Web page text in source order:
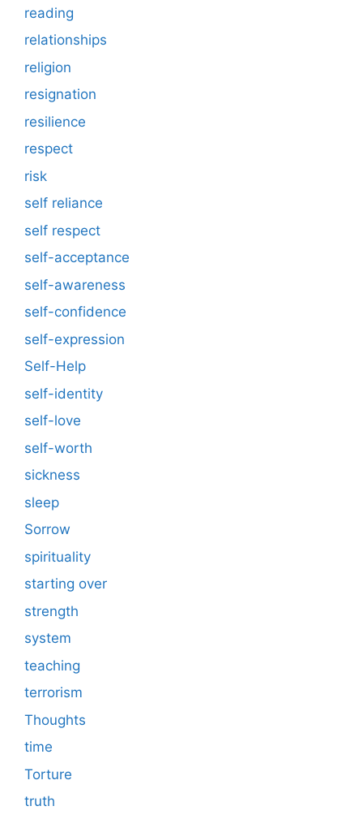
reading
relationships
religion
resignation
resilience
respect
risk
self reliance
self respect
self-acceptance
self-awareness
self-confidence
self-expression
Self-Help
self-identity
self-love
self-worth
sickness
sleep
Sorrow
spirituality
starting over
strength
system
teaching
terrorism
Thoughts
time
Torture
truth